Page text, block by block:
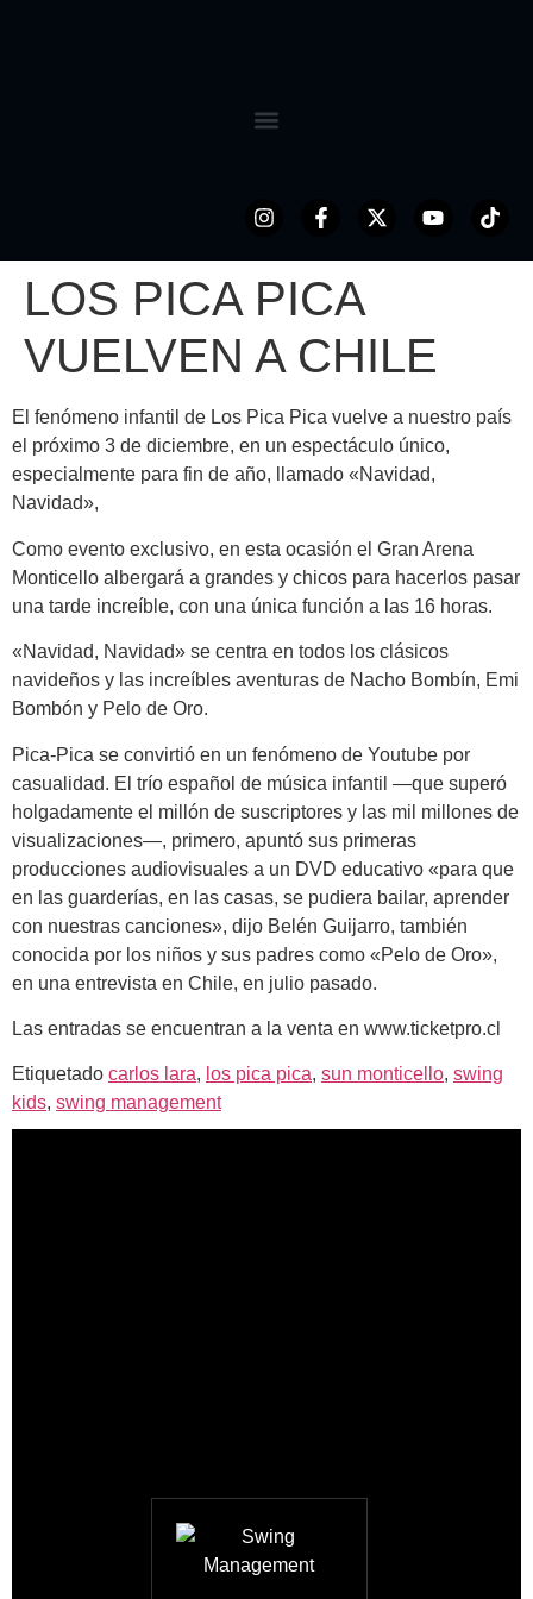
LOS PICA PICA
VUELVEN A CHILE
El fenómeno infantil de Los Pica Pica vuelve a nuestro país
el próximo 3 de diciembre, en un espectáculo único,
especialmente para fin de año, llamado «Navidad,
Navidad»,
Como evento exclusivo, en esta ocasión el Gran Arena
Monticello albergará a grandes y chicos para hacerlos pasar
una tarde increíble, con una única función a las 16 horas.
«Navidad, Navidad» se centra en todos los clásicos
navideños y las increíbles aventuras de Nacho Bombín, Emi
Bombón y Pelo de Oro.
Pica-Pica se convirtió en un fenómeno de Youtube por
casualidad. El trío español de música infantil —que superó
holgadamente el millón de suscriptores y las mil millones de
visualizaciones—, primero, apuntó sus primeras
producciones audiovisuales a un DVD educativo «para que
en las guarderías, en las casas, se pudiera bailar, aprender
con nuestras canciones», dijo Belén Guijarro, también
conocida por los niños y sus padres como «Pelo de Oro»,
en una entrevista en Chile, en julio pasado.
Las entradas se encuentran a la venta en www.ticketpro.cl
Etiquetado carlos lara, los pica pica, sun monticello, swing
kids, swing management